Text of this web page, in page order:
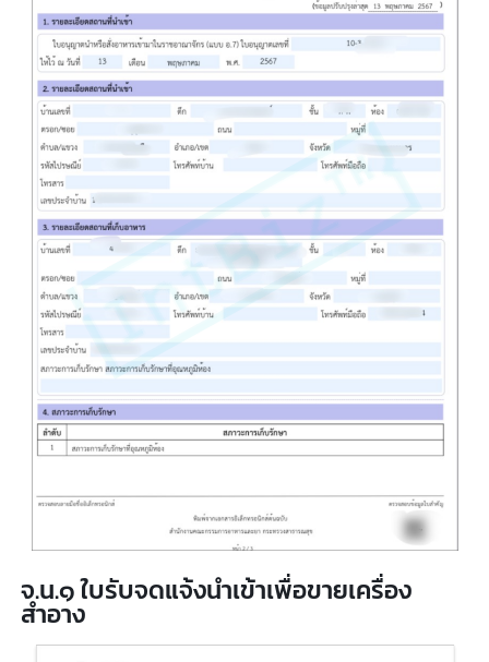
อ.7 ใบอนุญาตนำหรือสั่งอาหารเข้ามาในราช
อาณาจักร